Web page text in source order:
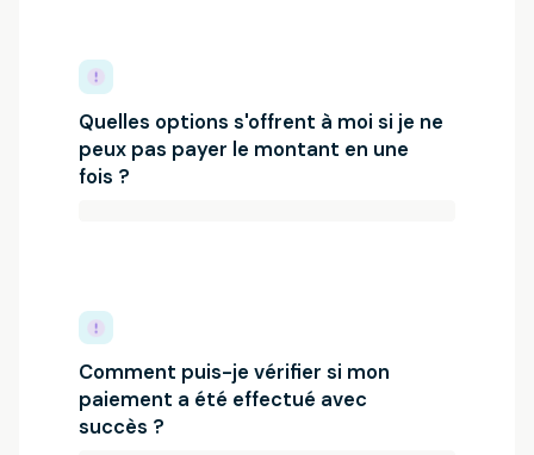
Quelles options s'offrent à moi si je ne
peux pas payer le montant en une
fois ?
Comment puis-je vérifier si mon
paiement a été effectué avec
succès ?